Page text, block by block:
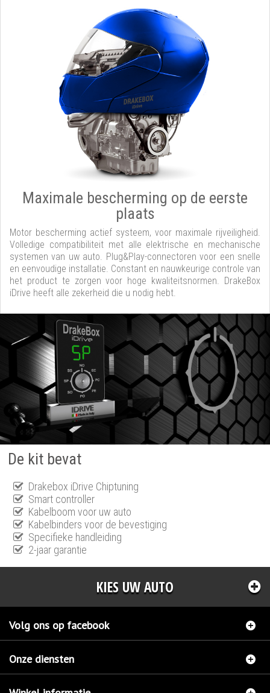
Maximale bescherming op de eerste
plaats
Motor bescherming actief systeem, voor maximale rijveiligheid.
Volledige compatibiliteit met alle elektrische en mechanische
systemen van uw auto. Plug&Play-connectoren voor een snelle
en eenvoudige installatie. Constant en nauwkeurige controle van
het product te zorgen voor hoge kwaliteitsnormen. DrakeBox
iDrive heeft alle zekerheid die u nodig hebt.
De kit bevat
Drakebox iDrive Chiptuning
Smart controller
Kabelboom voor uw auto
Kabelbinders voor de bevestiging
Specifieke handleiding
2-jaar garantie
KIES UW AUTO
Volg ons op facebook
Onze diensten